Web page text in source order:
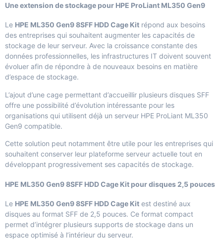
Une extension de stockage pour HPE ProLiant ML350 Gen9
Le HPE ML350 Gen9 8SFF HDD Cage Kit répond aux besoins
des entreprises qui souhaitent augmenter les capacités de
stockage de leur serveur. Avec la croissance constante des
données professionnelles, les infrastructures IT doivent souvent
évoluer afin de répondre à de nouveaux besoins en matière
d’espace de stockage.
L’ajout d’une cage permettant d’accueillir plusieurs disques SFF
offre une possibilité d’évolution intéressante pour les
organisations qui utilisent déjà un serveur HPE ProLiant ML350
Gen9 compatible.
Cette solution peut notamment être utile pour les entreprises qui
souhaitent conserver leur plateforme serveur actuelle tout en
développant progressivement ses capacités de stockage.
HPE ML350 Gen9 8SFF HDD Cage Kit pour disques 2,5 pouces
Le HPE ML350 Gen9 8SFF HDD Cage Kit est destiné aux
disques au format SFF de 2,5 pouces. Ce format compact
permet d’intégrer plusieurs supports de stockage dans un
espace optimisé à l’intérieur du serveur.